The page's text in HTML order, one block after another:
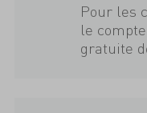
Pour les
le
gratuite